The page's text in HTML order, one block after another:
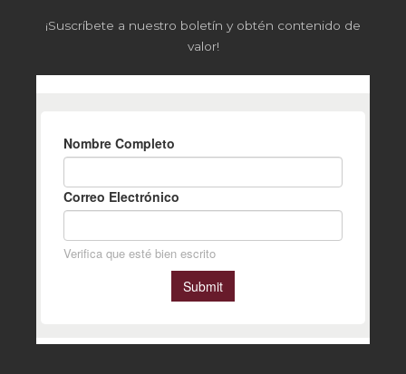
¡Suscríbete a nuestro boletín y obtén contenido de
valor!